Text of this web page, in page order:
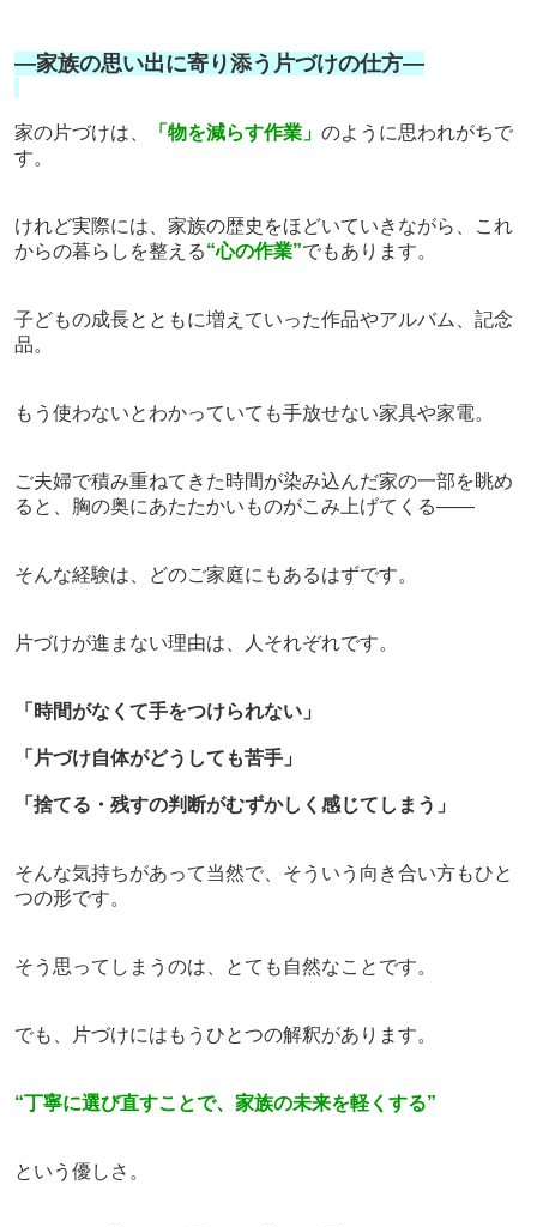
―家族の思い出に寄り添う片づけの仕方―
家の片づけは、 「物を減らす作業」 のように思われがちで
す。
けれど実際には、家族の歴史をほどいていきながら、これ
からの暮らしを整える“心の作業”でもあります。
子どもの成長とともに増えていった作品やアルバム、記念
品。
もう使わないとわかっていても手放せない家具や家電。
ご夫婦で積み重ねてきた時間が染み込んだ家の一部を眺め
ると、胸の奥にあたたかいものがこみ上げてくる――
そんな経験は、どのご家庭にもあるはずです。
片づけが進まない理由は、人それぞれです。
「時間がなくて手をつけられない」
「片づけ自体がどうしても苦手」
「捨てる・残すの判断がむずかしく感じてしまう」
そんな気持ちがあって当然で、そういう向き合い方もひと
つの形です。
そう思ってしまうのは、とても自然なことです。
でも、片づけにはもうひとつの解釈があります。
“丁寧に選び直すことで、家族の未来を軽くする”
という優しさ。